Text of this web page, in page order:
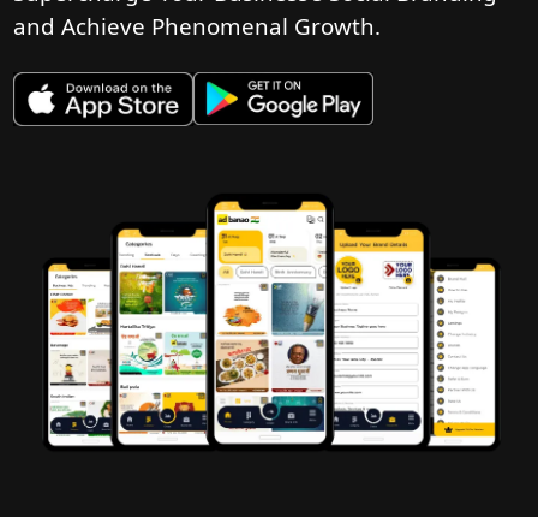
and Achieve Phenomenal Growth.